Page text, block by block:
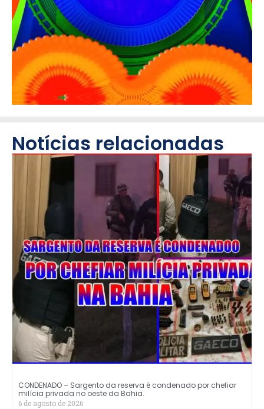
Notícias relacionadas
CONDENADO – Sargento da reserva é condenado por chefiar
milícia privada no oeste da Bahia.
6 de agosto de 2026